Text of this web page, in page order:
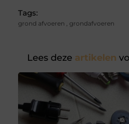
Tags:
grond afvoeren , grondafvoeren
Lees deze artikelen